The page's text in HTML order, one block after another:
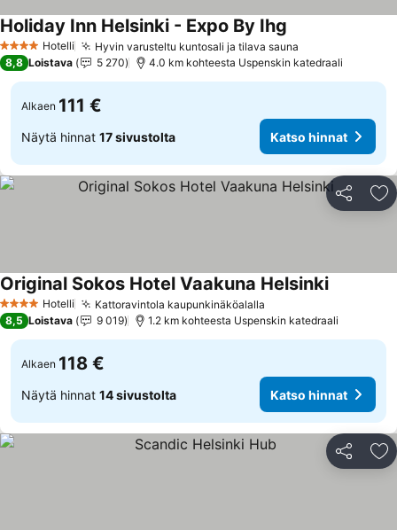
4 Tähtiluokitus
Hotelli Hyvin varusteltu kuntosali ja tilava sauna
Holiday Inn Helsinki - Expo By Ihg
8,8 Loistava 5 270 4.0 km kohteesta Uspenskin katedraali
Alkaen 111 €
Näytä hinnat 17 sivustolta Katso hinnat
Jaa
4 Tähtiluokitus
Hotelli Kattoravintola kaupunkinäköalalla
Original Sokos Hotel Vaakuna HelsinkiKatso
8,5 Loistava 9 019 1.2 km kohteesta Uspenskin katedraali
Alkaen 118 €
Näytä hinnat 14 sivustolta Katso hinnat
Jaa